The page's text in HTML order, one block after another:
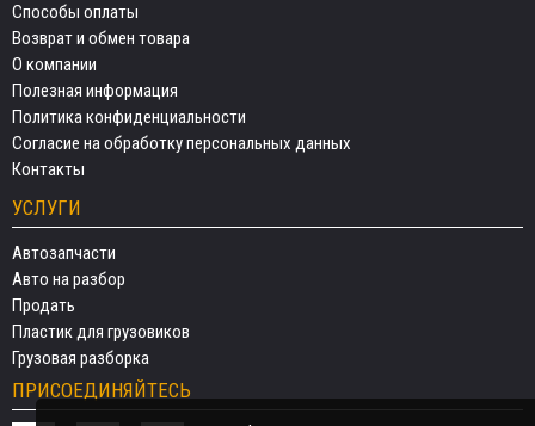
Способы оплаты
Возврат и обмен товара
О компании
Полезная информация
Политика конфиденциальности
Согласие на обработку персональных данных
Контакты
УСЛУГИ
Автозапчасти
Авто на разбор
Продать
Пластик для грузовиков
Грузовая разборка
ПРИСОЕДИНЯЙТЕСЬ